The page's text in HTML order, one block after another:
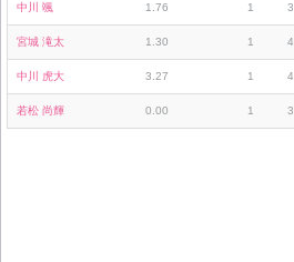
中川 颯 1.76 1 3
宮城 滝太 1.30 1 4
中川 虎大 3.27 1 4
若松 尚輝 0.00 1 3